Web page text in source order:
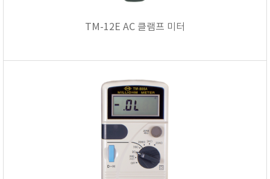
TM-12E AC 클램프 미터